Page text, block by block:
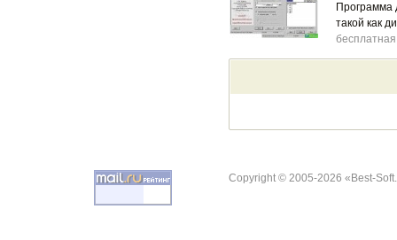
Программа
такой как
бесплатная
Copyright © 2005-2026 «Best-